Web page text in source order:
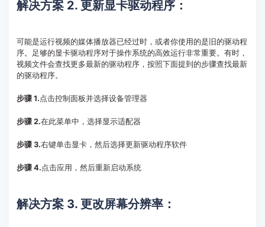
解决方案 2. 更新显卡驱动程序：
可能是运行视频的媒体播放器已经过时，或者你使用的是旧的驱动程
序。足够的显卡驱动程序对于操作系统的高效运行非常重要。有时，
视频文件会查找更多最新的驱动程序，按照下面提到的步骤查找最新
的驱动程序。
步骤 1.点击控制面板并选择设备管理器
步骤 2.在此菜单中，选择显示适配器
步骤 3.右键单击显卡，然后选择更新驱动程序软件
步骤 4.点击应用，然后重新启动系统
解决方案 3. 更改屏幕分辨率：